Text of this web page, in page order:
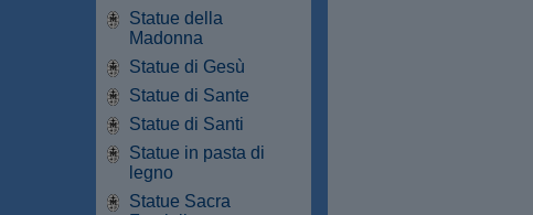
Statue della
Madonna
Statue di Gesù
Statue di Sante
Statue di Santi
Statue in pasta di
legno
Statue Sacra